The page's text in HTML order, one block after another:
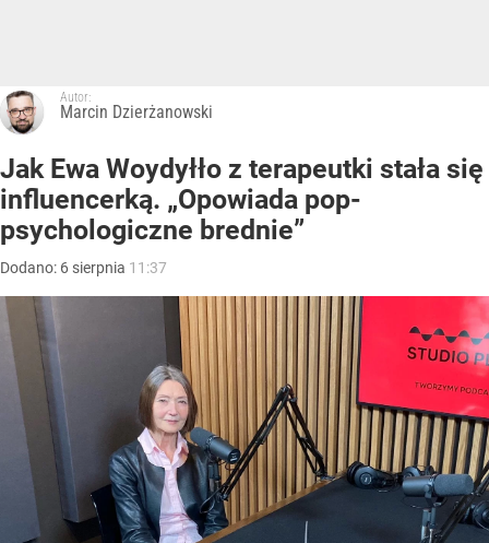
Autor:
Marcin Dzierżanowski
Jak Ewa Woydyłło z terapeutki stała się
influencerką. „Opowiada pop-
psychologiczne brednie”
Dodano: 6 sierpnia 11:37